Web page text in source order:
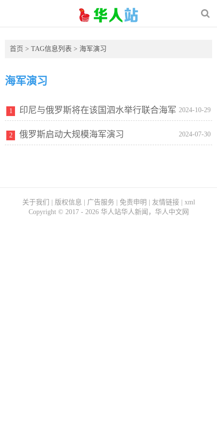
首页 > TAG信息列表 > 海军演习
海军演习
2024-10-29
1 印尼与俄罗斯将在该国泗水举行联合海军
演习 2024-07-30
2 俄罗斯启动大规模海军演习
关于我们 版权信息 广告服务 免责申明 友情链接| xml
Copyright © 2017 - 2026 华人站华人新闻，华人中文网